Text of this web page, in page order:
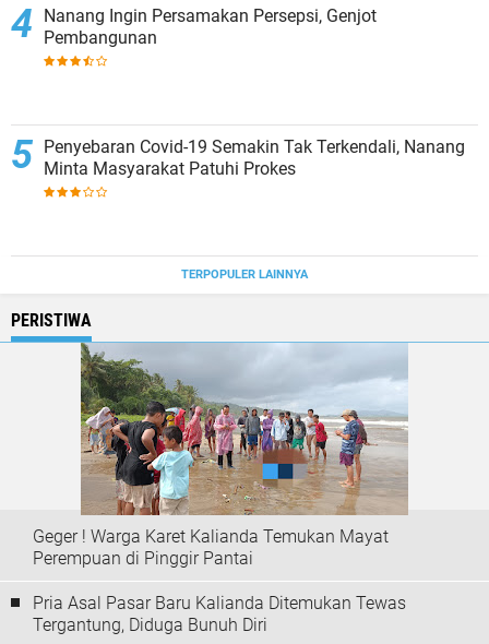
Nanang Ingin Persamakan Persepsi, Genjot
Pembangunan
Penyebaran Covid-19 Semakin Tak Terkendali, Nanang
Minta Masyarakat Patuhi Prokes
TERPOPULER LAINNYA
PERISTIWA
Geger ! Warga Karet Kalianda Temukan Mayat
Perempuan di Pinggir Pantai
Pria Asal Pasar Baru Kalianda Ditemukan Tewas
Tergantung, Diduga Bunuh Diri